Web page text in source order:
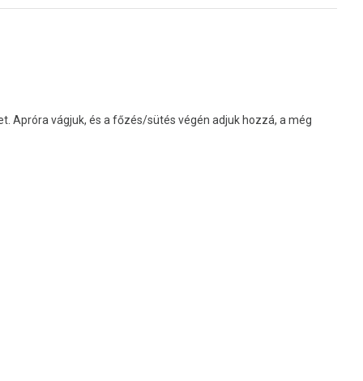
Apróra vágjuk, és a főzés/sütés végén adjuk hozzá, a még